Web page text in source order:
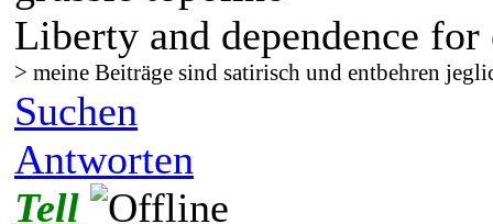
Liberty and dependence for
> meine Beiträge sind satirisch und entbehren
Suchen
Antworten
Tell